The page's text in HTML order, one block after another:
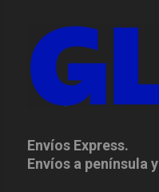
Envíos Express.
Envíos a península